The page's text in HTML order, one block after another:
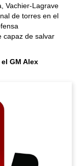
Vachier-Lagrave
de torres en el
capaz de salvar
GM Alex